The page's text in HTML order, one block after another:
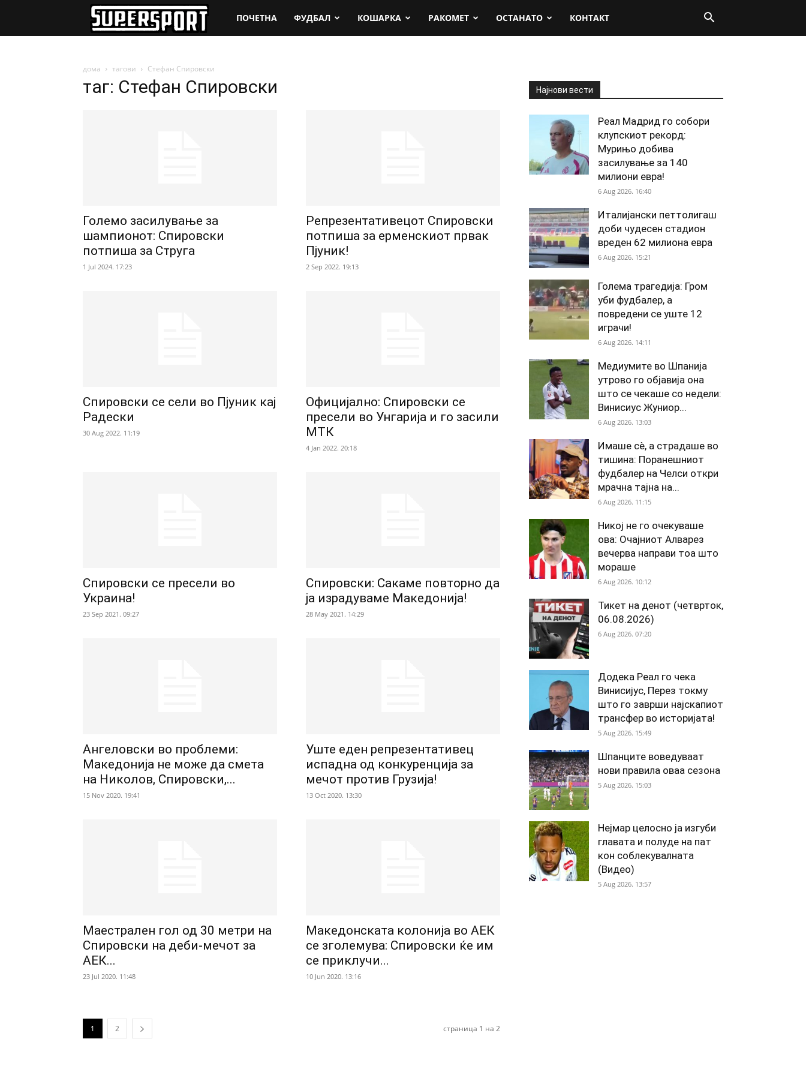
SuperSport.mk
ПОЧЕТНА ФУДБАЛ КОШАРКА РАКОМЕТ ОСТАНАТО КОНТАКТ
дома тагови Стефан Спировски
таг: Стефан Спировски
Големо засилување за
шампионот: Спировски
потпиша за Струга
1 Jul 2024. 17:23
Репрезентативецот Спировски
потпиша за ерменскиот првак
Пјуник!
2 Sep 2022. 19:13
Спировски се сели во Пјуник кај
Радески
30 Aug 2022. 11:19
Официјално: Спировски се
пресели во Унгарија и го засили
МТК
4 Jan 2022. 20:18
Спировски се пресели во
Украина!
23 Sep 2021. 09:27
Спировски: Сакаме повторно да
ја израдуваме Македонија!
28 May 2021. 14:29
Ангеловски во проблеми:
Македонија не може да смета
на Николов, Спировски,...
15 Nov 2020. 19:41
Уште еден репрезентативец
испадна од конкуренција за
мечот против Грузија!
13 Oct 2020. 13:30
Маестрален гол од 30 метри на
Спировски на деби-мечот за
АЕК...
23 Jul 2020. 11:48
Македонската колонија во АЕК
се зголемува: Спировски ќе им
се приклучи...
10 Jun 2020. 13:16
1 2 страница 1 на 2
Најнови вести
Реал Мадрид го собори
клупскиот рекорд:
Мурињо добива
засилување за 140
милиони евра!
6 Aug 2026. 16:40
Италијански петтолигаш
доби чудесен стадион
вреден 62 милиона евра
6 Aug 2026. 15:21
Голема трагедија: Гром
уби фудбалер, а
повредени се уште 12
играчи!
6 Aug 2026. 14:11
Медиумите во Шпанија
утрово го објавија она
што се чекаше со недели:
Винисиус Жуниор...
6 Aug 2026. 13:03
Имаше сè, а страдаше во
тишина: Поранешниот
фудбалер на Челси откри
мрачна тајна на...
6 Aug 2026. 11:15
Никој не го очекуваше
ова: Очајниот Алварез
вечерва направи тоа што
мораше
6 Aug 2026. 10:12
Тикет на денот (четврток,
06.08.2026)
6 Aug 2026. 07:20
Додека Реал го чека
Винисијус, Перез токму
што го заврши најскапиот
трансфер во историјата!
5 Aug 2026. 15:49
Шпанците воведуваат
нови правила оваа сезона
5 Aug 2026. 15:03
Нејмар целосно ја изгуби
главата и полуде на пат
кон соблекувалната
(Видео)
5 Aug 2026. 13:57